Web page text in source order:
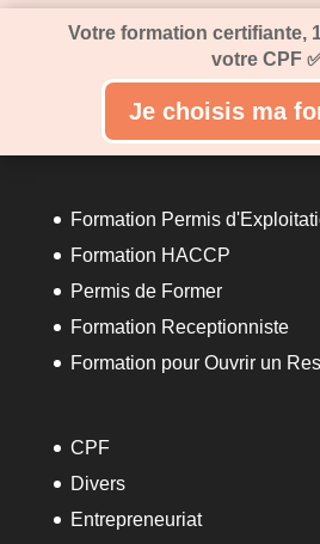
Votre formation certifiante,
votre CPF
Je choisis ma
Formation Permis
Formation HACCP
Permis de Former
Formation Receptionniste
Formation pour Ouvrir un
CPF
Divers
Entrepreneuriat